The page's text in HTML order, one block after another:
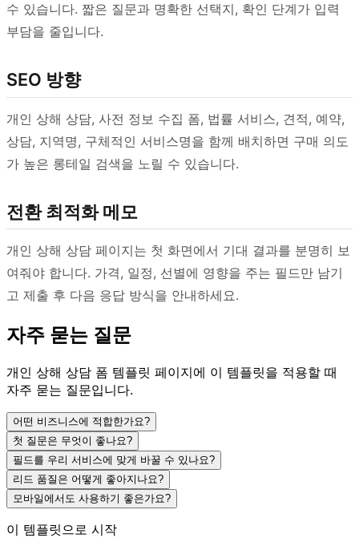
수 있습니다. 짧은 질문과 명확한 선택지, 확인 단계가 입력
부담을 줄입니다.
SEO 방향
개인 상해 상담, 사전 정보 수집 폼, 법률 서비스, 견적, 예약,
상담, 지역명, 구체적인 서비스명을 함께 배치하면 구매 의도
가 높은 롱테일 검색을 노릴 수 있습니다.
전환 최적화 메모
개인 상해 상담 페이지는 첫 화면에서 기대 결과를 분명히 보
여줘야 합니다. 가격, 일정, 선별에 영향을 주는 필드만 남기
고 제출 후 다음 응답 방식을 안내하세요.
자주 묻는 질문
개인 상해 상담 폼 템플릿 페이지에 이 템플릿을 적용할 때
자주 묻는 질문입니다.
어떤 비즈니스에 적합한가요?
첫 질문은 무엇이 좋나요?
필드를 우리 서비스에 맞게 바꿀 수 있나요?
리드 품질은 어떻게 좋아지나요?
모바일에서도 사용하기 좋은가요?
이 템플릿으로 시작